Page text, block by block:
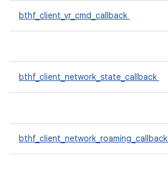
bthf_client_vr_cmd_callback
bthf_client_network_state_callback
bthf_client_network_roaming_callback